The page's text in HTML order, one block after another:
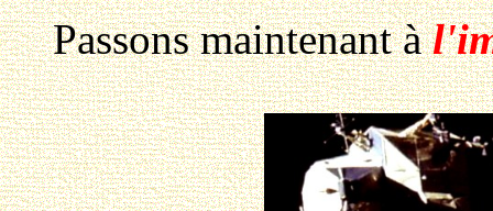
Passons maintenant à